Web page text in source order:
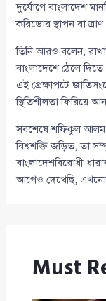
দুর্যোগে বাংলাদেশ
করিডোর স্থাপন বা
তিনি আরও বলেন,
বাংলাদেশে ঠেলে
এই প্রেক্ষাপটে
স্থিতিশীলতা ফিরিয়ে
সবশেষে শফিকুল আলম
বিশ্বশক্তি জড়িত, তা
বাংলাদেশবিরোধী
আগেও দেখেছি, এখনো
Must